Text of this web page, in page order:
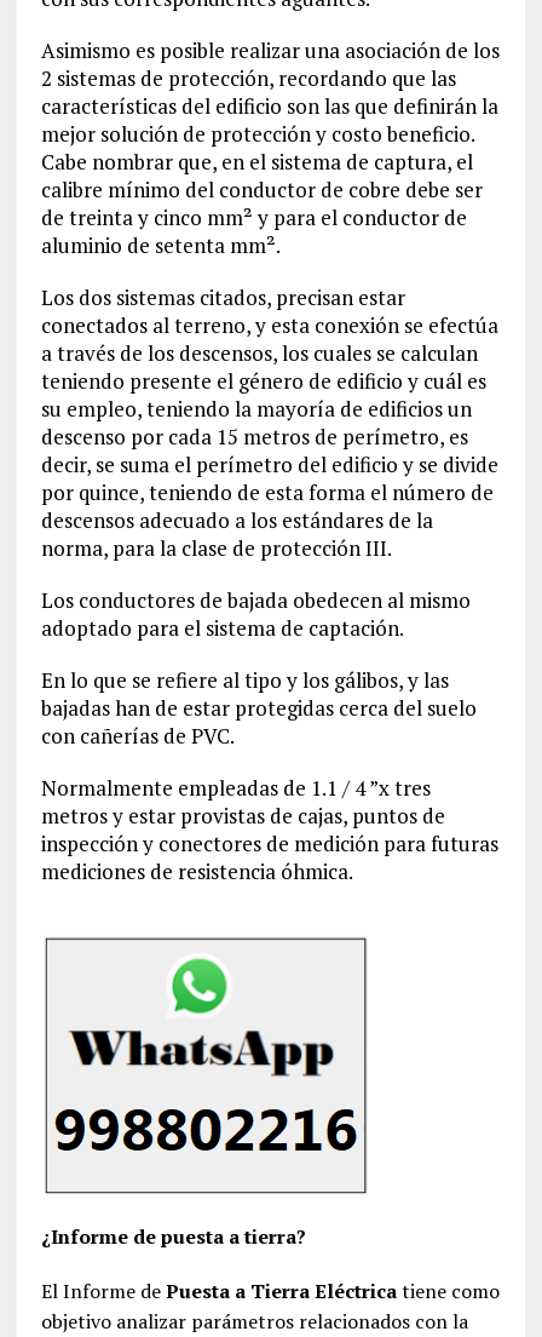
Asimismo es posible realizar una asociación de los
2 sistemas de protección, recordando que las
características del edificio son las que definirán la
mejor solución de protección y costo beneficio.
Cabe nombrar que, en el sistema de captura, el
calibre mínimo del conductor de cobre debe ser
de treinta y cinco mm² y para el conductor de
aluminio de setenta mm².
Los dos sistemas citados, precisan estar
conectados al terreno, y esta conexión se efectúa
a través de los descensos, los cuales se calculan
teniendo presente el género de edificio y cuál es
su empleo, teniendo la mayoría de edificios un
descenso por cada 15 metros de perímetro, es
decir, se suma el perímetro del edificio y se divide
por quince, teniendo de esta forma el número de
descensos adecuado a los estándares de la
norma, para la clase de protección III.
Los conductores de bajada obedecen al mismo
adoptado para el sistema de captación.
En lo que se refiere al tipo y los gálibos, y las
bajadas han de estar protegidas cerca del suelo
con cañerías de PVC.
Normalmente empleadas de 1.1 / 4 ”x tres
metros y estar provistas de cajas, puntos de
inspección y conectores de medición para futuras
mediciones de resistencia óhmica.
¿Informe de puesta a tierra?
El Informe dePuesta a Tierra Eléctricatiene como
objetivo analizar parámetros relacionados con la